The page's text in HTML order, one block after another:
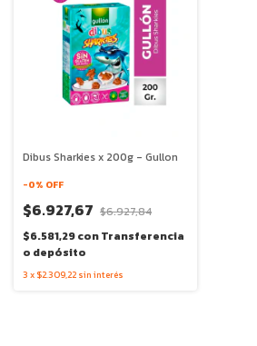
Dibus Sharkies x 200g - Gullon
-0% OFF
$6.927,67 $6.927,84
$6.581,29conTransferencia
o depósito
3 x $2.309,22 sin interés